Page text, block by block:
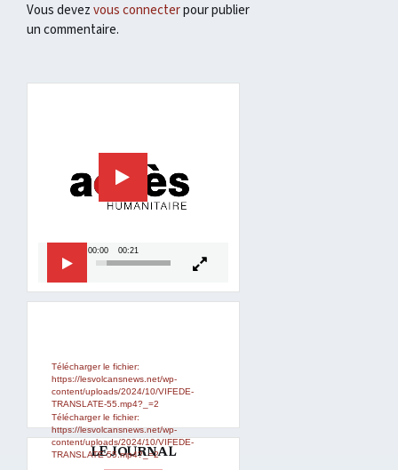
Vous devezvous connecterpour publier
un commentaire.
00:00 00:21
Télécharger le fichier:
https://lesvolcansnews.net/wp-
content/uploads/2024/10/VIFEDE-
TRANSLATE-55.mp4?_=2
Télécharger le fichier:
https://lesvolcansnews.net/wp-
content/uploads/2024/10/VIFEDE-
TRANSLATE-55.mp4?_=2
LE JOURNAL